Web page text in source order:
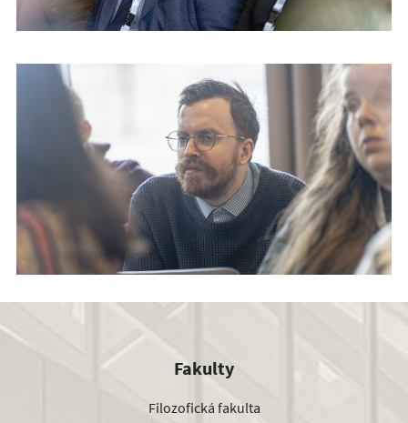
Fakulty
Filozofická fakulta